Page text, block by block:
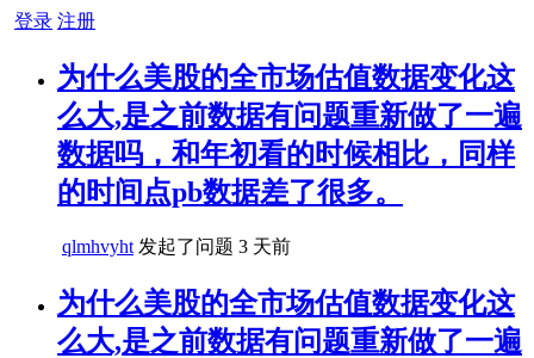
登录 注册
为什么美股的全市场估值数据变化这
么大,是之前数据有问题重新做了一遍
数据吗，和年初看的时候相比，同样
的时间点pb数据差了很多。
qlmhvyht 发起了问题 3 天前
为什么美股的全市场估值数据变化这
么大,是之前数据有问题重新做了一遍